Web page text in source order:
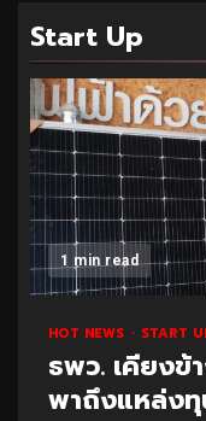
Start Up
1 min read
HOT NEWS START
ธพว. เคียงข้
พาถึงแหล่งทุ